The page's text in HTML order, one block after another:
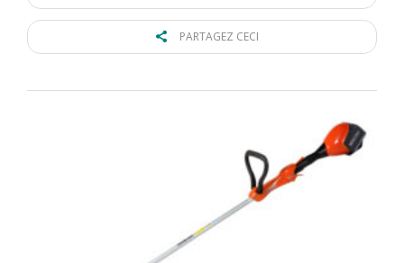
PARTAGEZ CECI